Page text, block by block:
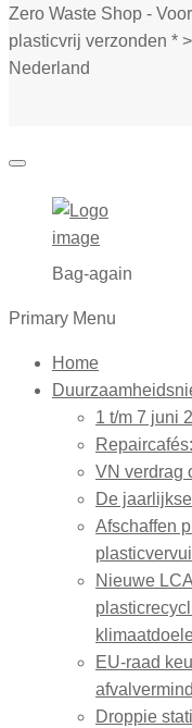
Zero Waste Shop -
plasticvrij verzonden *
Nederland
Bag-again
Primary Menu
Home
1 t/m 7 juni
VN verdrag
De
Afschaffen
Nieuwe
EU-raad
Droppie